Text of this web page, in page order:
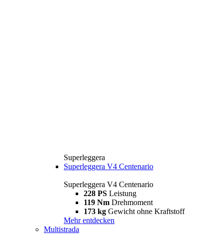
Superleggera
Superleggera V4 Centenario
Superleggera V4 Centenario
228 PS Leistung
119 Nm Drehmoment
173 kg Gewicht ohne Kraftstoff
Mehr entdecken
Multistrada